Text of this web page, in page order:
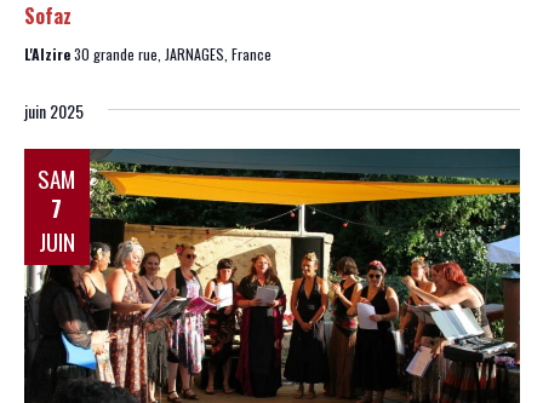
Sofaz
L'Alzire30 grande rue, JARNAGES, France
juin 2025
SAM
7
JUIN